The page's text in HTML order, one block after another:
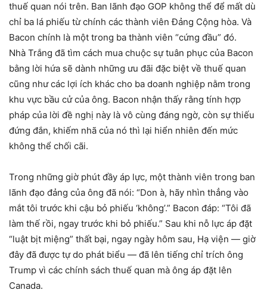
thuế quan nói trên. Ban lãnh đạo GOP không thể để mất dù
chỉ ba lá phiếu từ chính các thành viên Đảng Cộng hòa. Và
Bacon chính là một trong ba thành viên “cứng đầu” đó.
Nhà Trắng đã tìm cách mua chuộc sự tuân phục của Bacon
bằng lời hứa sẽ dành những ưu đãi đặc biệt về thuế quan
cũng như các lợi ích khác cho ba doanh nghiệp nằm trong
khu vực bầu cử của ông. Bacon nhận thấy rằng tính hợp
pháp của lời đề nghị này là vô cùng đáng ngờ, còn sự thiếu
đứng đắn, khiếm nhã của nó thì lại hiển nhiên đến mức
không thể chối cãi.
Trong những giờ phút đầy áp lực, một thành viên trong ban
lãnh đạo đảng của ông đã nói: “Don à, hãy nhìn thẳng vào
mắt tôi trước khi cậu bỏ phiếu ‘không’.” Bacon đáp: “Tôi đã
làm thế rồi, ngay trước khi bỏ phiếu.” Sau khi nỗ lực áp đặt
“luật bịt miệng” thất bại, ngay ngày hôm sau, Hạ viện — giờ
đây đã được tự do phát biểu — đã lên tiếng chỉ trích ông
Trump vì các chính sách thuế quan mà ông áp đặt lên
Canada.